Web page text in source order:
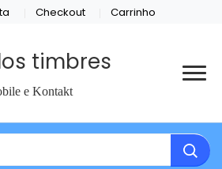
Checkout Carrinho
timbres
e Kontakt